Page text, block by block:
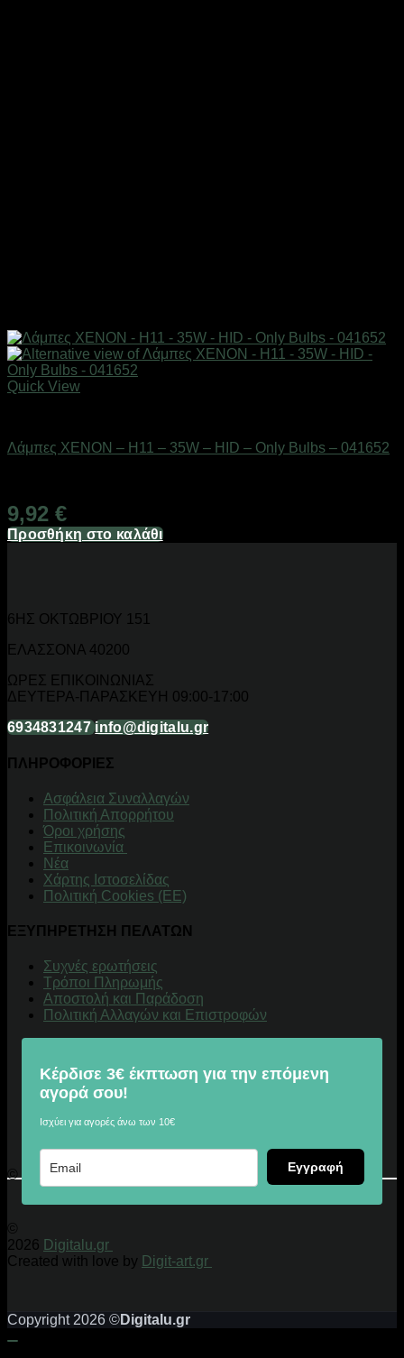
Quick View
Λάμπες XENON – H11 – 35W – HID – Only Bulbs – 041652
9,92 €
Προσθήκη στο καλάθι
6ΗΣ ΟΚΤΩΒΡΙΟΥ 151
ΕΛΑΣΣΟΝΑ 40200
ΩΡΕΣ ΕΠΙΚΟΙΝΩΝΙΑΣ
ΔΕΥΤΕΡΑ-ΠΑΡΑΣΚΕΥΗ 09:00-17:00
6934831247 info@digitalu.gr
ΠΛΗΡΟΦΟΡΙΕΣ
Aσφάλεια Συναλλαγών
Πολιτική Απορρήτου
Όροι χρήσης
Επικοινωνία
Νέα
Χάρτης Ιστοσελίδας
Πολιτική Cookies (ΕΕ)
ΕΞΥΠΗΡΕΤΗΣΗ ΠΕΛΑΤΩΝ
Συχνές ερωτήσεις
Τρόποι Πληρωμής
Αποστολή και Παράδοση
Πολιτική Αλλαγών και Επιστροφών
Κέρδισε 3€ έκπτωση για την επόμενη
αγορά σου!
Ισχύει για αγορές άνω των 10€
Εγγραφή
© 2026 Digitalu.gr
©
2026 Digitalu.gr
Created with love by Digit-art.gr
Copyright 2026 ©Digitalu.gr